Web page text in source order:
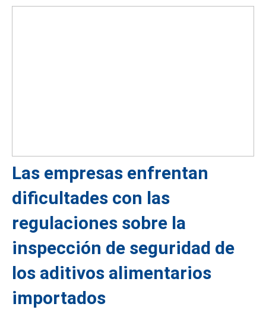
Las empresas enfrentan
dificultades con las
regulaciones sobre la
inspección de seguridad de
los aditivos alimentarios
importados